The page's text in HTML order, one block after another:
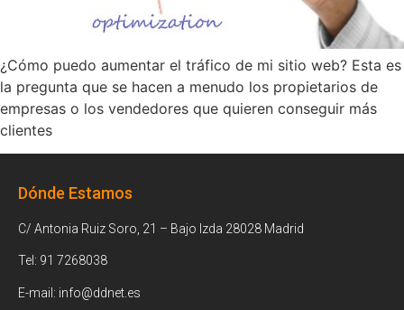
¿Cómo puedo aumentar el tráfico de mi sitio web? Esta es
la pregunta que se hacen a menudo los propietarios de
empresas o los vendedores que quieren conseguir más
clientes
Dónde Estamos
C/ Antonia Ruiz Soro, 21 – Bajo Izda 28028 Madrid
Tel: 91 7268038
E-mail: info@ddnet.es